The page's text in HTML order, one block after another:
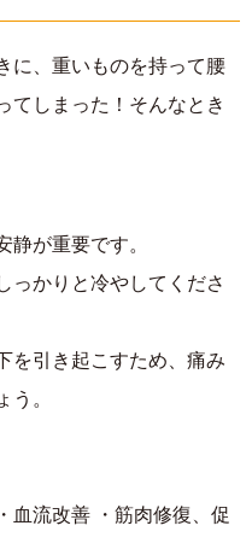
に、重いものを持って腰
てしまった！そんなとき
が重要です。
っかりと冷やしてくださ
を引き起こすため、痛み
。
血流改善 ・筋肉修復、促